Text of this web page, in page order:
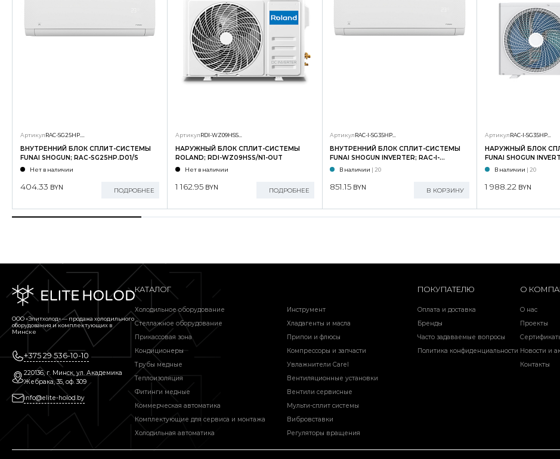
Артикул RAC-SG25HP.D01/S
ВНУТРЕННИЙ БЛОК СПЛИТ-СИСТЕМЫ
FUNAI SHOGUN; RAC-SG25HP.D01/S
Нет в наличии
404.33 BYN ПОДРОБНЕЕ
Артикул RDI-WZ09HSS/N1-OUT
НАРУЖНЫЙ БЛОК СПЛИТ-СИСТЕМЫ
ROLAND; RDI-WZ09HSS/N1-OUT
Нет в наличии
1 162.95 BYN ПОДРОБНЕЕ
Артикул RAC-I-SG35HP.D01/S
ВНУТРЕННИЙ БЛОК СПЛИТ-СИСТЕМЫ
FUNAI SHOGUN INVERTER; RAC-I-
SG35HP.D02/S
В наличии | 20
851.15 BYN В КОРЗИНУ
Артикул RAC-I-SG35HP.D01/U
НАРУЖНЫЙ БЛОК
FUNAI SHOGUN
SG35HP.D02/U
В наличии | 20
1 988.22 BYN
ООО «Элитхолод» ― продажа холодильного
оборудования и комплектующих в
Минске
+375 29 536-10-10
220136, г. Минск, ул. Академика
Жебрака, 35, оф. 309
info@elite-holod.by
КАТАЛОГ
Холодильное оборудование
Стеллажное оборудование
Прикассовая зона
Кондиционеры
Трубы медные
Теплоизоляция
Фитинги медные
Коммерческая автоматика
Комплектующие для сервиса и монтажа
Холодильная автоматика
Инструмент
Хладагенты и масла
Припои и флюсы
Компрессоры и запчасти
Увлажнители Carel
Вентиляционные установки
Вентили сервисные
Мульти-сплит системы
Вибровставки
Регуляторы вращения
ПОКУПАТЕЛЮ
Оплата и доставка
Бренды
Часто задаваемые вопросы
Политика конфиденциальности
О
О нас
Проекты
Новости и
Контакты